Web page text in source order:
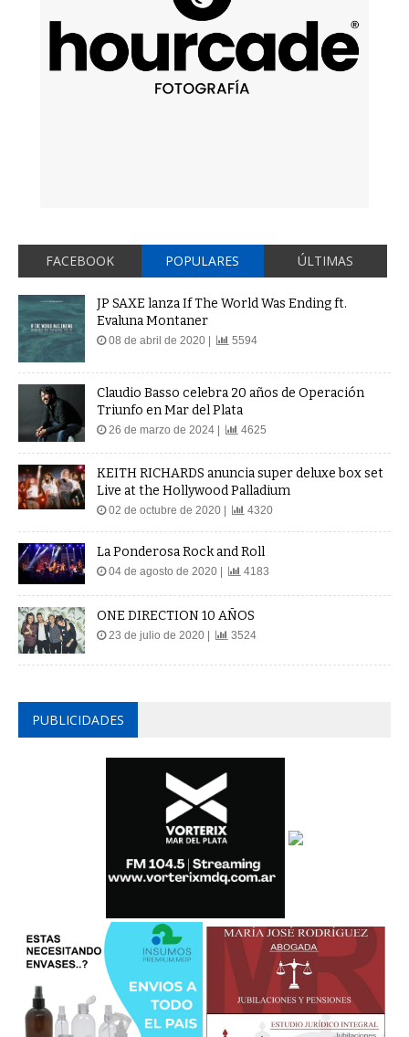
FACEBOOK POPULARES ÚLTIMAS
JP SAXE lanza If The World Was Ending ft.
Evaluna Montaner
08 de abril de 2020 | 5594
Claudio Basso celebra 20 años de Operación
Triunfo en Mar del Plata
26 de marzo de 2024 | 4625
KEITH RICHARDS anuncia super deluxe box set
Live at the Hollywood Palladium
02 de octubre de 2020 | 4320
La Ponderosa Rock and Roll
04 de agosto de 2020 | 4183
ONE DIRECTION 10 AÑOS
23 de julio de 2020 | 3524
PUBLICIDADES